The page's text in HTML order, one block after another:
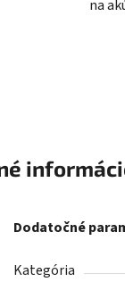
na
Dodatočné
Kategória